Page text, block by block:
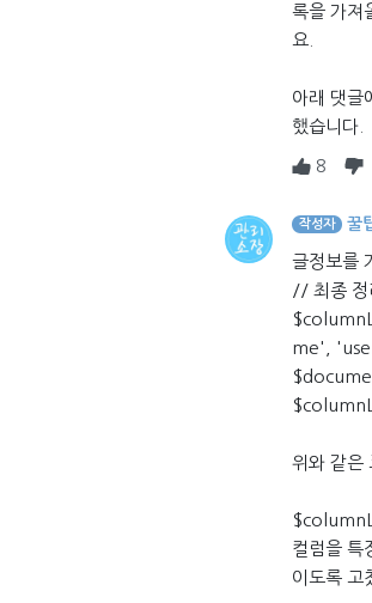
록을 가져
요.
아래 댓글
했습니다.
8
작성자 꿀
글정보를
// 최종 정
me',
위와 같은
컬럼을 특
이도록 고